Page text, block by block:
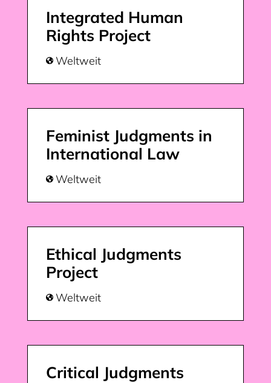
Critical Judgments
Ethical Judgments
Project
 Weltweit
Feminist Judgments in
International Law
 Weltweit
Integrated Human
Rights Project
 Weltweit